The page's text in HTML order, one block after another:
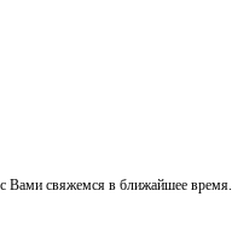
Вами свяжемся в ближайшее время.